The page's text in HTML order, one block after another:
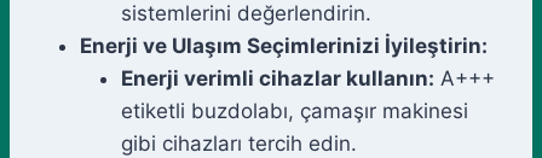
sistemlerini değerlendirin.
Enerji ve Ulaşım Seçimlerinizi İyileştirin:
Enerji verimli cihazlar kullanın: A+++
etiketli buzdolabı, çamaşır makinesi
gibi cihazları tercih edin.